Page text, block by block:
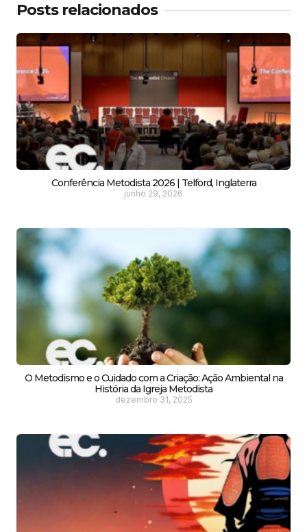
Posts relacionados
Conferência Metodista 2026 | Telford, Inglaterra
junho 29, 2026
O Metodismo e o Cuidado com a Criação: Ação Ambiental na
História da Igreja Metodista
dezembro 31, 2025